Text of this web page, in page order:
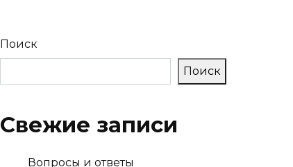
Поиск
Поиск
Свежие записи
Вопросы и ответы